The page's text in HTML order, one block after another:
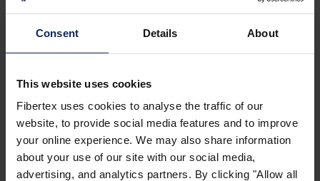
Consent Details About
This website uses cookies
Fibertex uses cookies to analyse the traffic of our
website, to provide social media features and to improve
your online experience. We may also share information
about your use of our site with our social media,
advertising, and analytics partners. By clicking "Allow all
< 10
Notas
A temperatura máxima depende do processo e a
Fibertex sempre recomenda testar antes de usar.
Os dados técnicos acima são indicativos.
MD = Direção da máquina
CD = Direção transversal